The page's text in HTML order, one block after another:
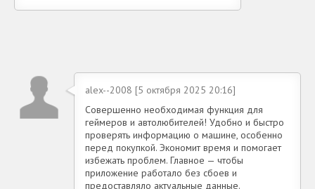
alex--2008 [5 октября 2025 20:16]
Совершенно необходимая функция для
геймеров и автолюбителей! Удобно и быстро
проверять информацию о машине, особенно
перед покупкой. Экономит время и помогает
избежать проблем. Главное — чтобы
приложение работало без сбоев и
предоставляло актуальные данные.